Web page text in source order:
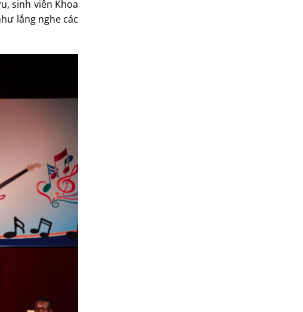
sinh viên Khoa
lắng nghe các